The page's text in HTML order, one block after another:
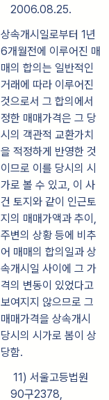
2006.08.25.
상속개시일로부터 1년
6개월전에 이루어진 매
매의 합의는 일반적인
거래에 따라 이루어진
것으로서 그 합의에서
정한 매매가격은 그 당
시의 객관적 교환가치
을 적정하게 반영한 것
이므로 이를 당시의 시
가로 볼 수 있고, 이 사
건 토지와 같이 인근토
지의 매매가액과 추이,
주변의 상황 등에 비 추
어 매매의 합의일과 상
속개시일 사이에 그 가
격의 변동이 있었다고
보여지지 않으므로 그
매매가격을 상속개시
당시의 시가로 봄이 상
당함.
11) 서울고등법원
90구2378,